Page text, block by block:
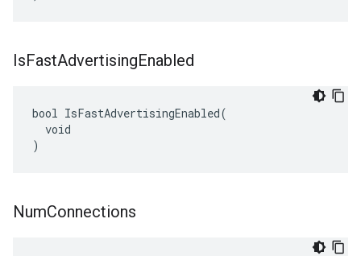
IsFastAdvertisingEnabled
bool IsFastAdvertisingEnabled(
  void
)
NumConnections